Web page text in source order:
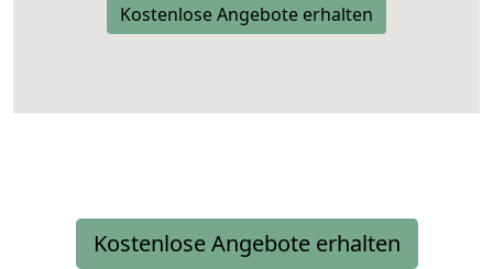
Kostenlose Angebote erhalten
Kostenlose Angebote erhalten